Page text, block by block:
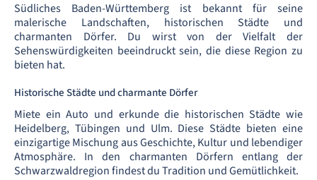
Südliches Baden-Württemberg ist bekannt für seine
malerische Landschaften, historischen Städte und
charmanten Dörfer. Du wirst von der Vielfalt der
Sehenswürdigkeiten beeindruckt sein, die diese Region zu
bieten hat.
Historische Städte und charmante Dörfer
Miete ein Auto und erkunde die historischen Städte wie
Heidelberg, Tübingen und Ulm. Diese Städte bieten eine
einzigartige Mischung aus Geschichte, Kultur und lebendiger
Atmosphäre. In den charmanten Dörfern entlang der
Schwarzwaldregion findest du Tradition und Gemütlichkeit.